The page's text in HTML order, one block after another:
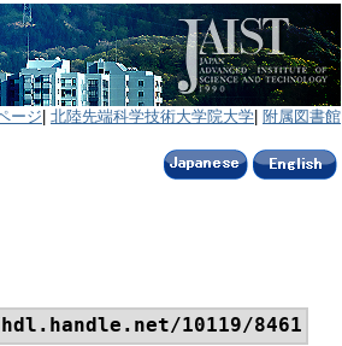
ージ 北陸先端科学技術大学院大学 附属図書館
10119/8461